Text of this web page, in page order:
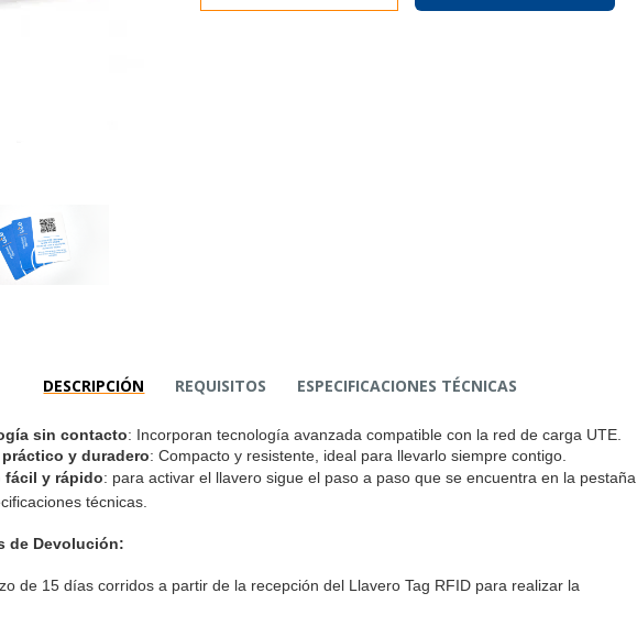
DESCRIPCIÓN
REQUISITOS ESPECIFICACIONES TÉCNICAS
sin contacto: Incorporan tecnología avanzada compatible con la red de carga UTE.
y duradero: Compacto y resistente, ideal para llevarlo siempre contigo.
fácil y rápido: para activar el llavero sigue el paso a paso que se encuentra en la pestaña
técnicas.
de Devolución:
de 15 días corridos a partir de la recepción del Llavero Tag RFID para realizar la